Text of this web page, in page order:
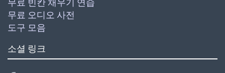
무료 빈칸 채우기 연습
무료 오디오 사전
도구 모음
소셜 링크